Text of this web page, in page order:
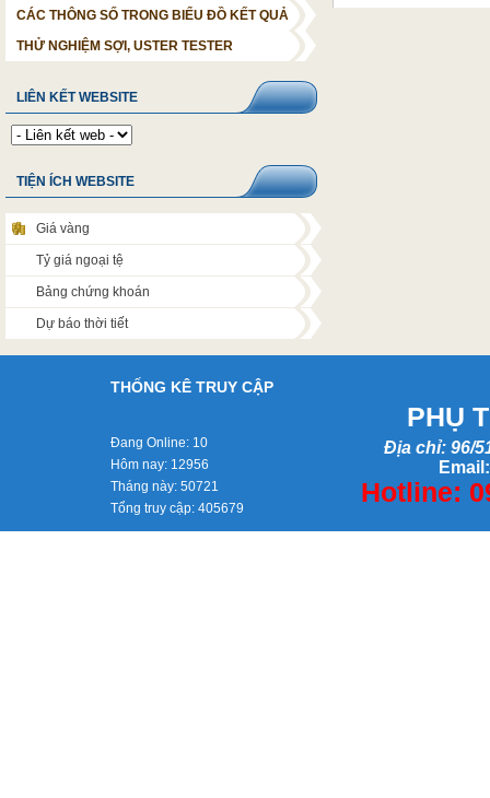
CÁC THÔNG SỐ TRONG BIỂU ĐỒ KẾT QUẢ
THỬ NGHIỆM SỢI, USTER TESTER
LIÊN KẾT WEBSITE
TIỆN ÍCH WEBSITE
Giá vàng
Tỷ giá ngoại tệ
Bảng chứng khoán
Dự báo thời tiết
THỐNG KÊ TRUY CẬP
Đang Online: 10
Hôm nay: 12956
Tháng này: 50721
Tổng truy cập: 405679
PHỤ
Địa chỉ: 96/
Hotline: